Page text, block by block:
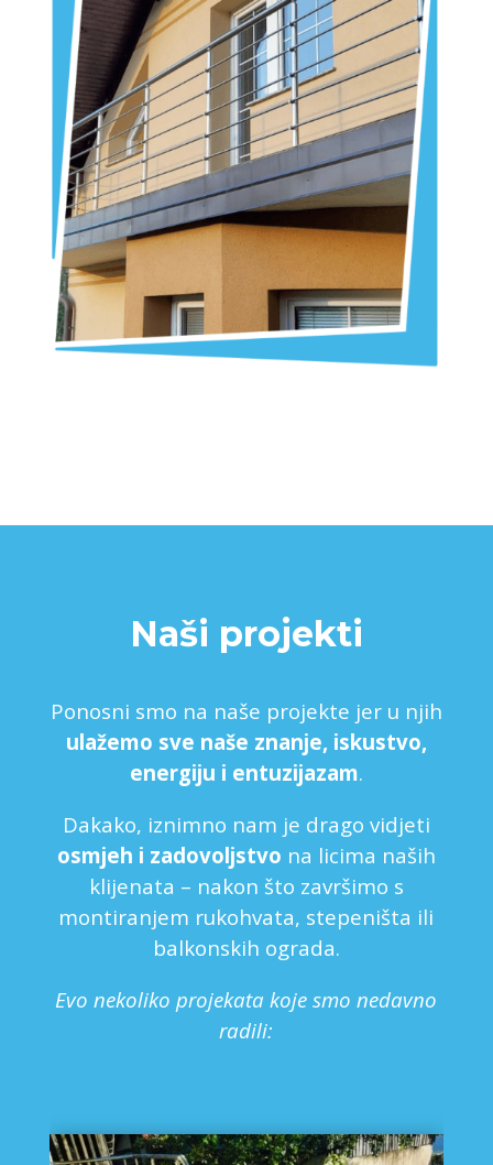
Naši projekti
Ponosni smo na naše projekte jer u njih
ulažemo sve naše znanje, iskustvo,
energiju i entuzijazam.
Dakako, iznimno nam je drago vidjeti
osmjeh i zadovoljstvo na licima naših
klijenata – nakon što završimo s
montiranjem rukohvata, stepeništa ili
balkonskih ograda.
Evo nekoliko projekata koje smo nedavno
radili: